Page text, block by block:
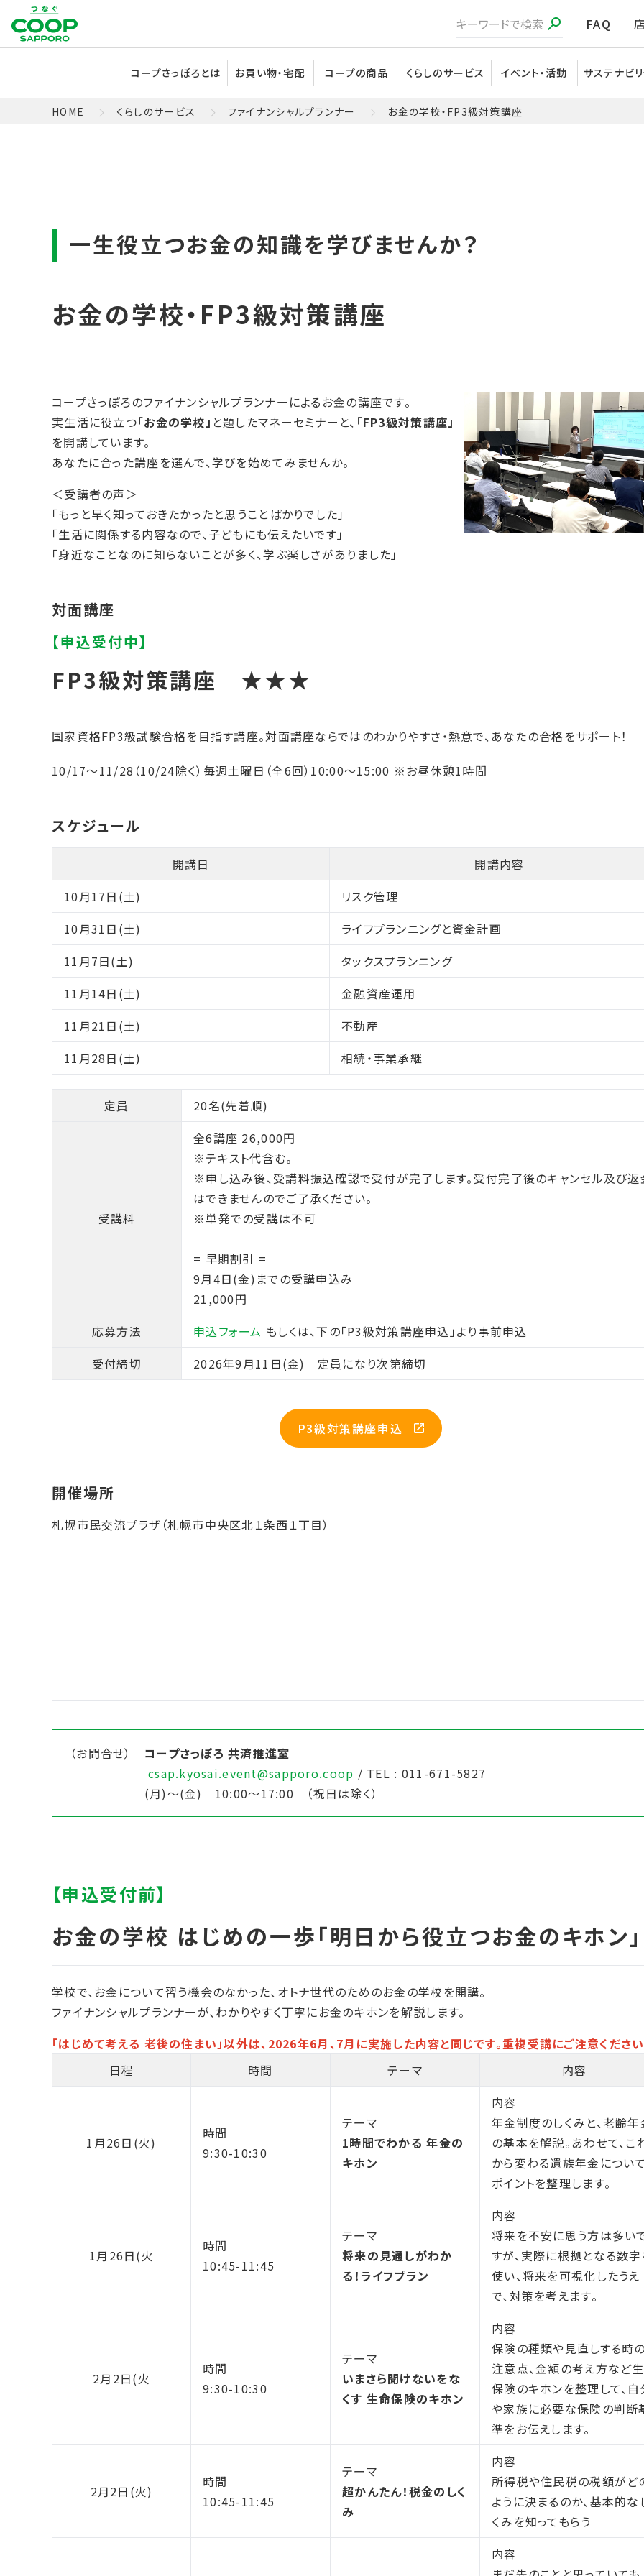
FAQ
コープさっぽろとは お買い物・宅配 コープの商品 くらしのサービス イベント・活動 サステナビ
HOME くらしのサービス ファイナンシャルプランナー お金の学校・FP3級対策講座
コープさっぽろのファイナンシャルプランナーによるお金の講座です。
実生活に役立つ「お金の学校」 と題したマネーセミナーと、 「FP3級対策講座」
を開講しています。
あなたに合った講座を選んで、学びを始めてみませんか。
＜受講者の声＞
「もっと早く知っておきたかったと思うことばかりでした」
「生活に関係する内容なので、子どもにも伝えたいです」
「身近なことなのに知らないことが多く、学ぶ楽しさがありました」
国家資格FP3級試験合格を目指す講座。対面講座ならではのわかりやすさ・熱意で、あなたの合格をサポート！
10/17～11/28（10/24除く）毎週土曜日（全6回）10:00～15:00 ※お昼休憩1時間
開講日
開講内容
10月17日(土)
リスク管理
10月31日(土)
ライフプランニングと資金計画
11月7日(土)
タックスプランニング
11月14日(土)
金融資産運用
11月21日(土)
不動産
11月28日(土)
相続・事業承継
定員 20名(先着順)
受講料
全6講座 26,000円
※テキスト代含む。
※申し込み後、受講料振込確認で受付が完了します。受付完了後のキャンセル及び返
はできませんのでご了承ください。
※単発での受講は不可
= 早期割引 =
9月4日(金)までの受講申込み
21,000円
応募方法
申込フォーム もしくは、下の「P3級対策講座申込」より事前申込
受付締切
2026年9月11日(金) 定員になり次第締切
P3級対策講座申込
札幌市民交流プラザ（札幌市中央区北１条西１丁目）
（お問合せ）
コープさっぽろ 共済推進室
csap.kyosai.event@sapporo.coop / TEL : 011-671-5827
(月)～(金) 10:00～17:00 （祝日は除く）
学校で、お金について習う機会のなかった、オトナ世代のためのお金の学校を開講。
ファイナンシャルプランナーが、わかりやすく丁寧にお金のキホンを解説します。
「はじめて考える 老後の住まい」以外は、2026年6月、7月に実施した内容と同じです。重複受講にご注意ください
日程
時間 テーマ 内容
1月26日(火)
時間
9:30-10:30
テーマ
1時間でわかる 年金の
キホン
内容
年金制度のしくみと、老齢
の基本を解説。あわせて、こ
から変わる遺族年金につい
ポイントを整理します。
1月26日(火
時間
10:45-11:45
テーマ
将来の見通しがわか
る！ライフプラン
内容
将来を不安に思う方は多い
すが、実際に根拠となる数
使い、将来を可視化したうえ
で、対策を考えます。
2月2日(火
時間
9:30-10:30
テーマ
いまさら聞けないをな
くす 生命保険のキホン
内容
保険の種類や見直しする時
注意点、金額の考え方など
保険のキホンを整理して、
や家族に必要な保険の判断
準をお伝えします。
2月2日(火)
時間
10:45-11:45
テーマ
超かんたん！税金のしく
み
内容
所得税や住民税の税額がど
ように決まるのか、基本的な
くみを知ってもらう
内容